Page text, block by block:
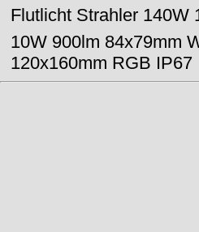
Flutlicht Strahler 140W
10W 900lm 84x79mm
120x160mm RGB IP67